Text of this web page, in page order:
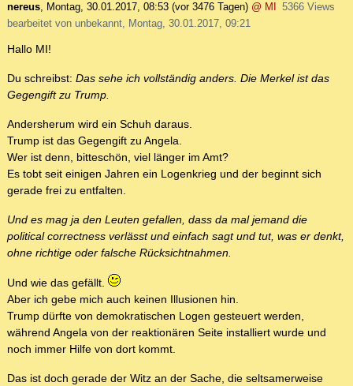
nereus, Montag, 30.01.2017, 08:53 (vor 3476 Tagen) @ MI
5366 Views
bearbeitet von unbekannt, Montag, 30.01.2017, 09:21
Hallo MI!
Du schreibst: Das sehe ich vollständig anders. Die Merkel ist das
Gegengift zu Trump.
Andersherum wird ein Schuh daraus.
Trump ist das Gegengift zu Angela.
Wer ist denn, bitteschön, viel länger im Amt?
Es tobt seit einigen Jahren ein Logenkrieg und der beginnt sich
gerade frei zu entfalten.
Und es mag ja den Leuten gefallen, dass da mal jemand die
political correctness verlässt und einfach sagt und tut, was er denkt,
ohne richtige oder falsche Rücksichtnahmen.
Und wie das gefällt.
Aber ich gebe mich auch keinen Illusionen hin.
Trump dürfte von demokratischen Logen gesteuert werden,
während Angela von der reaktionären Seite installiert wurde und
noch immer Hilfe von dort kommt.
Das ist doch gerade der Witz an der Sache, die seltsamerweise